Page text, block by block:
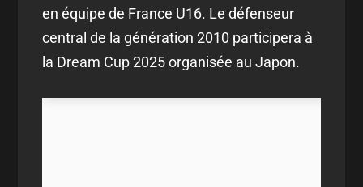
en équipe de France U16. Le défenseur
central de la génération 2010 participera à
la Dream Cup 2025 organisée au Japon.